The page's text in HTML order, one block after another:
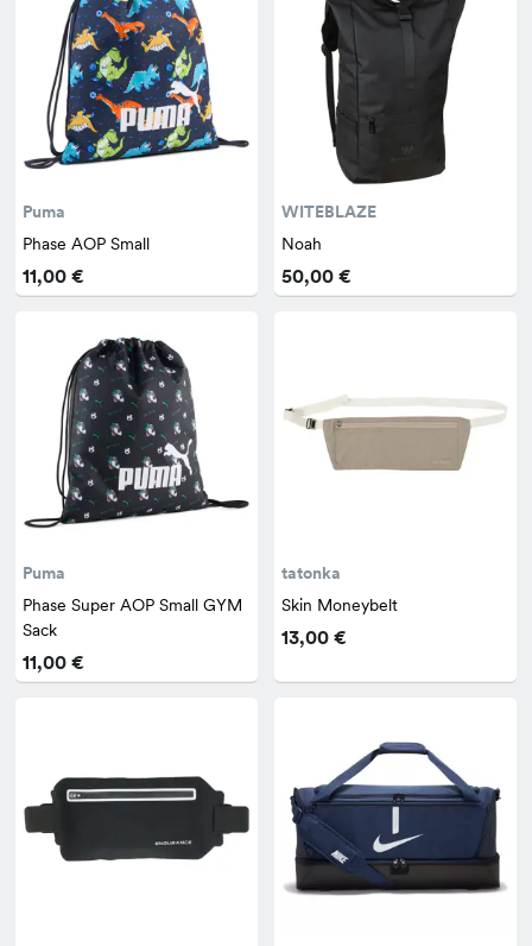
Puma
Phase AOP Small
11,00 €
WITEBLAZE
Noah
50,00 €
Puma
Phase Super AOP Small GYM
Sack
11,00 €
tatonka
Skin Moneybelt
13,00 €